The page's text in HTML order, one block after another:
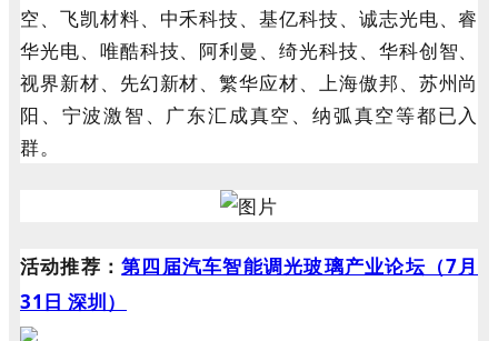
空、飞凯材料、中禾科技、基亿科技、诚志光电、睿
华光电、唯酷科技、阿利曼、绮光科技、华科创智、
视界新材、先幻新材、繁华应材、上海傲邦、苏州尚
阳、宁波激智、广东汇成真空、纳弧真空等都已入
群。
活动推荐：第四届汽车智能调光玻璃产业论坛（7月
31日 深圳）